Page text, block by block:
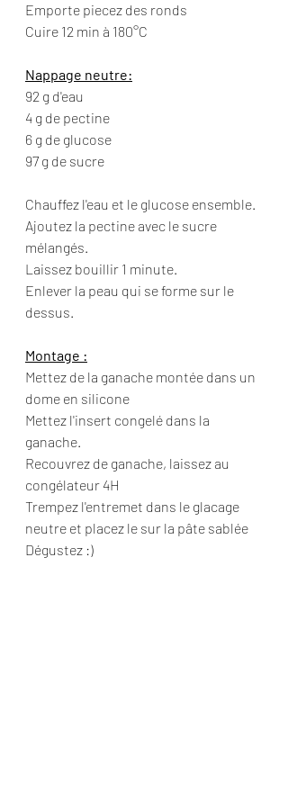
Emporte piecez des ronds
Cuire 12 min à 180°C
Nappage neutre:
92 g d'eau
4 g de pectine
6 g de glucose
97 g de sucre
Chauffez l'eau et le glucose ensemble.
Ajoutez la pectine avec le sucre
mélangés.
Laissez bouillir 1 minute.
Enlever la peau qui se forme sur le
dessus.
Montage :
Mettez de la ganache montée dans un
dome en silicone
Mettez l'insert congelé dans la
ganache.
Recouvrez de ganache, laissez au
congélateur 4H
Trempez l'entremet dans le glacage
neutre et placez le sur la pâte sablée
Dégustez :)